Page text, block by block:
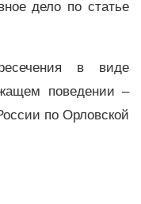
дело по статье
в виде
поведении –
по Орловской